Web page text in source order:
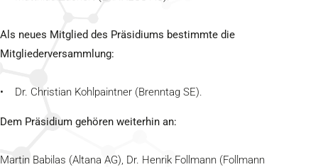
Als neues Mitglied des Präsidiums bestimmte die
Mitgliederversammlung:
• Dr. Christian Kohlpaintner (Brenntag SE).
Dem Präsidium gehören weiterhin an:
Martin Babilas (Altana AG), Dr. Henrik Follmann (Follmann